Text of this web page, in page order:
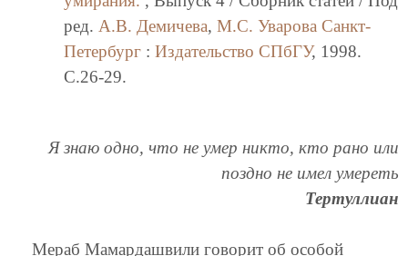
ред. А.В. Демичева, М.С. Уварова Санкт-
Петербург : Издательство СПбГУ, 1998.
C.26-29.
Я знаю одно, что не умер никто, кто рано или
поздно не имел умереть
Тертуллиан
Мераб Мамардашвили говорит об особой